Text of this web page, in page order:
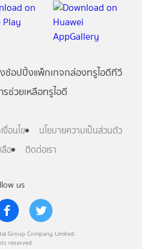
us
Group Company Limited.
reserved
ช้อปปิ้งแพ็กเกจกล่องทรูไอดีทีวี
รช่วยเหลือทรูไอดี
งื่อนไข
นโยบายความเป็นส่วนตัว
ลือ
ติดต่อเรา